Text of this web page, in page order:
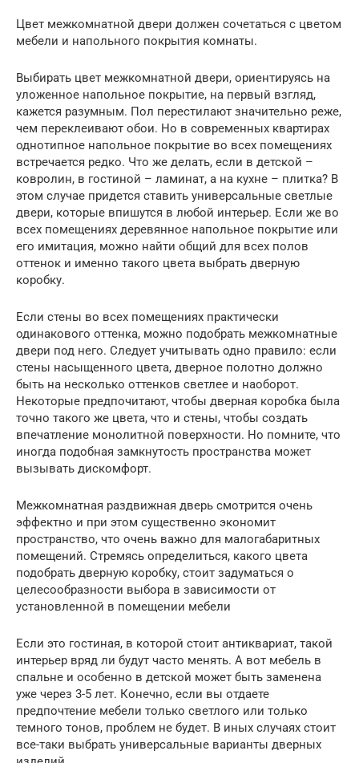
Цвет межкомнатной двери должен сочетаться с цветом
мебели и напольного покрытия комнаты.
Выбирать цвет межкомнатной двери, ориентируясь на
уложенное напольное покрытие, на первый взгляд,
кажется разумным. Пол перестилают значительно реже,
чем переклеивают обои. Но в современных квартирах
однотипное напольное покрытие во всех помещениях
встречается редко. Что же делать, если в детской –
ковролин, в гостиной – ламинат, а на кухне – плитка? В
этом случае придется ставить универсальные светлые
двери, которые впишутся в любой интерьер. Если же во
всех помещениях деревянное напольное покрытие или
его имитация, можно найти общий для всех полов
оттенок и именно такого цвета выбрать дверную
коробку.
Если стены во всех помещениях практически
одинакового оттенка, можно подобрать межкомнатные
двери под него. Следует учитывать одно правило: если
стены насыщенного цвета, дверное полотно должно
быть на несколько оттенков светлее и наоборот.
Некоторые предпочитают, чтобы дверная коробка была
точно такого же цвета, что и стены, чтобы создать
впечатление монолитной поверхности. Но помните, что
иногда подобная замкнутость пространства может
вызывать дискомфорт.
Межкомнатная раздвижная дверь смотрится очень
эффектно и при этом существенно экономит
пространство, что очень важно для малогабаритных
помещений. Стремясь определиться, какого цвета
подобрать дверную коробку, стоит задуматься о
целесообразности выбора в зависимости от
установленной в помещении мебели
Если это гостиная, в которой стоит антиквариат, такой
интерьер вряд ли будут часто менять. А вот мебель в
спальне и особенно в детской может быть заменена
уже через 3-5 лет. Конечно, если вы отдаете
предпочтение мебели только светлого или только
темного тонов, проблем не будет. В иных случаях стоит
все-таки выбрать универсальные варианты дверных